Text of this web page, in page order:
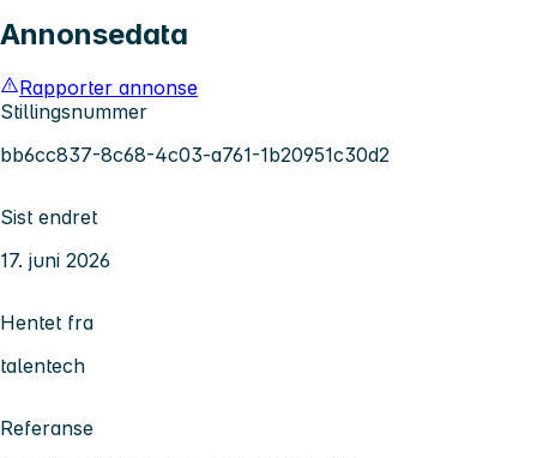
Annonsedata
Rapporter annonse
Stillingsnummer
bb6cc837-8c68-4c03-a761-1b20951c30d2
Sist endret
17. juni 2026
Hentet fra
talentech
Referanse